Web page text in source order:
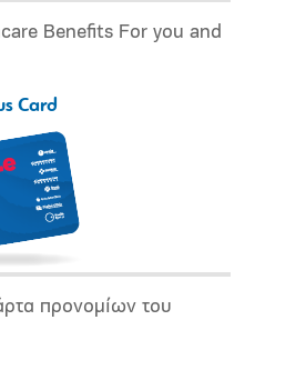
Benefits For you and
Card
προνομίων του